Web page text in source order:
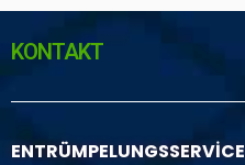
KONTAKT
ENTRÜMPELUNGSSERVİCE